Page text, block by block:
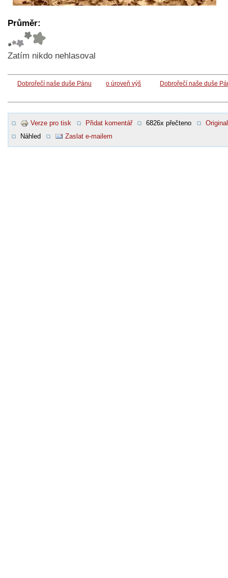
Průměr:
Zatím nikdo nehlasoval
Dobrořečí naše duše Pánu o úroveň výš Dobrořečí naše duše
Verze pro tisk Přidat komentář 6826x přečteno
Original
Náhled
Zaslat e-mailem